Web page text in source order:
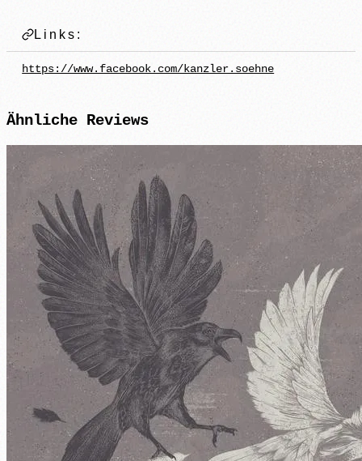
Links:
https://www.facebook.com/kanzler.soehne
Ähnliche Reviews